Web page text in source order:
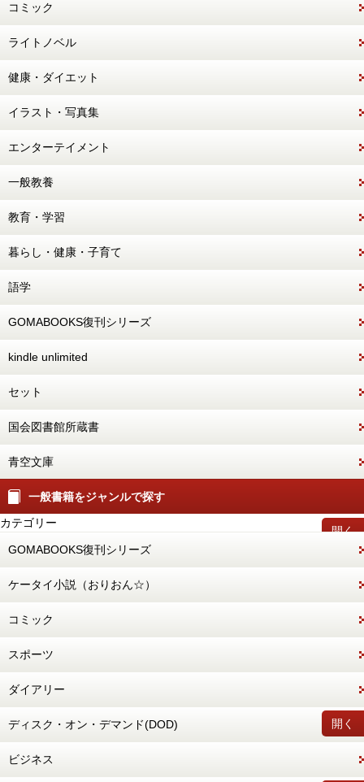
コミック
ライトノベル
健康・ダイエット
イラスト・写真集
エンターテイメント
一般教養
教育・学習
暮らし・健康・子育て
語学
GOMABOOKS復刊シリーズ
kindle unlimited
セット
国会図書館所蔵書
青空文庫
一般書籍をジャンルで探す
開く
カテゴリー
GOMABOOKS復刊シリーズ
ケータイ小説（おりおん☆）
コミック
スポーツ
ダイアリー
開く
ディスク・オン・デマンド(DOD)
ビジネス